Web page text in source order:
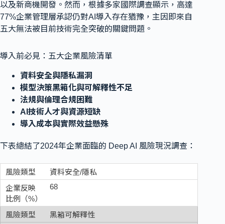
以及新商機開發。然而，根據多家國際調查顯示，高達
77%企業管理層承認仍對AI導入存在猶豫，主因即來自
五大無法被目前技術完全突破的關鍵問題。
導入前必見：五大企業風險清單
資料安全與隱私漏洞
模型決策黑箱化與可解釋性不足
法規與倫理合規困難
AI技術人才與資源短缺
導入成本與實際效益懸殊
下表總結了2024年企業面臨的 Deep AI 風險現況調查：
資料安全/隱私
68
黑箱可解釋性